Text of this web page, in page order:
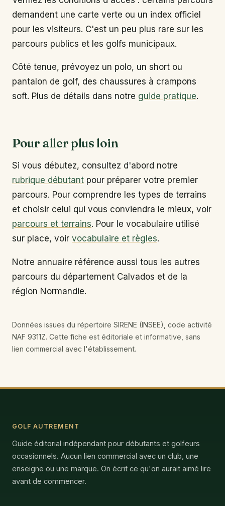
demandent une carte verte ou un index officiel
pour les visiteurs. C'est un peu plus rare sur les
parcours publics et les golfs municipaux.
Côté tenue, prévoyez un polo, un short ou
pantalon de golf, des chaussures à crampons
soft. Plus de détails dans notre guide pratique.
Pour aller plus loin
Si vous débutez, consultez d'abord notre
rubrique débutant pour préparer votre premier
parcours. Pour comprendre les types de terrains
et choisir celui qui vous conviendra le mieux, voir
parcours et terrains. Pour le vocabulaire utilisé
sur place, voir vocabulaire et règles.
Notre annuaire référence aussi tous les autres
parcours du département Calvados et de la
région Normandie.
Données issues du répertoire SIRENE (INSEE), code activité
NAF 9311Z. Cette fiche est éditoriale et informative, sans
lien commercial avec l'établissement.
GOLF AUTREMENT
Guide éditorial indépendant pour débutants et golfeurs
occasionnels. Aucun lien commercial avec un club, une
enseigne ou une marque. On écrit ce qu'on aurait aimé lire
avant de commencer.